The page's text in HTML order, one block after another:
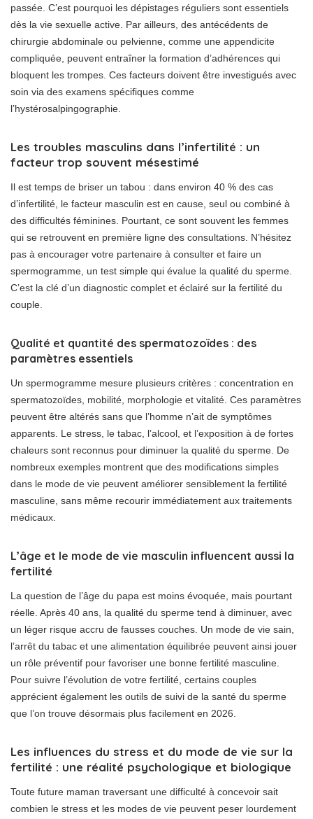
passée. C’est pourquoi les dépistages réguliers sont essentiels
dès la vie sexuelle active. Par ailleurs, des antécédents de
chirurgie abdominale ou pelvienne, comme une appendicite
compliquée, peuvent entraîner la formation d’adhérences qui
bloquent les trompes. Ces facteurs doivent être investigués avec
soin via des examens spécifiques comme
l’hystérosalpingographie.
Les troubles masculins dans l’infertilité : un
facteur trop souvent mésestimé
Il est temps de briser un tabou : dans environ 40 % des cas
d’infertilité, le facteur masculin est en cause, seul ou combiné à
des difficultés féminines. Pourtant, ce sont souvent les femmes
qui se retrouvent en première ligne des consultations. N’hésitez
pas à encourager votre partenaire à consulter et faire un
spermogramme, un test simple qui évalue la qualité du sperme.
C’est la clé d’un diagnostic complet et éclairé sur la fertilité du
couple.
Qualité et quantité des spermatozoïdes : des
paramètres essentiels
Un spermogramme mesure plusieurs critères : concentration en
spermatozoïdes, mobilité, morphologie et vitalité. Ces paramètres
peuvent être altérés sans que l’homme n’ait de symptômes
apparents. Le stress, le tabac, l’alcool, et l’exposition à de fortes
chaleurs sont reconnus pour diminuer la qualité du sperme. De
nombreux exemples montrent que des modifications simples
dans le mode de vie peuvent améliorer sensiblement la fertilité
masculine, sans même recourir immédiatement aux traitements
médicaux.
L’âge et le mode de vie masculin influencent aussi la
fertilité
La question de l’âge du papa est moins évoquée, mais pourtant
réelle. Après 40 ans, la qualité du sperme tend à diminuer, avec
un léger risque accru de fausses couches. Un mode de vie sain,
l’arrêt du tabac et une alimentation équilibrée peuvent ainsi jouer
un rôle préventif pour favoriser une bonne fertilité masculine.
Pour suivre l’évolution de votre fertilité, certains couples
apprécient également les outils de suivi de la santé du sperme
que l’on trouve désormais plus facilement en 2026.
Les influences du stress et du mode de vie sur la
fertilité : une réalité psychologique et biologique
Toute future maman traversant une difficulté à concevoir sait
combien le stress et les modes de vie peuvent peser lourdement